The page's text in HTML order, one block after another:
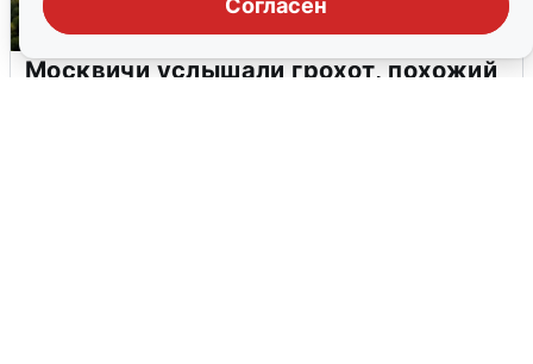
Согласен
Москвичи услышали грохот, похожий